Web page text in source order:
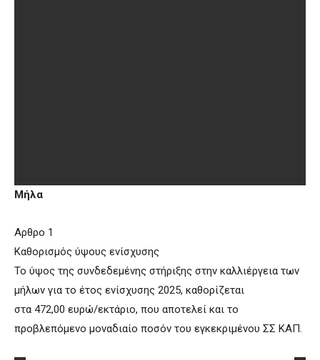
Μήλα
Αρθρο 1
Καθορισμός ύψους ενίσχυσης
Το ύψος της συνδεδεμένης στήριξης στην καλλιέργεια των
μήλων για το έτος ενίσχυσης 2025, καθορίζεται
στα 472,00 ευρώ/εκτάριο, που αποτελεί και το
προβλεπόμενο μοναδιαίο ποσόν του εγκεκριμένου ΣΣ ΚΑΠ.